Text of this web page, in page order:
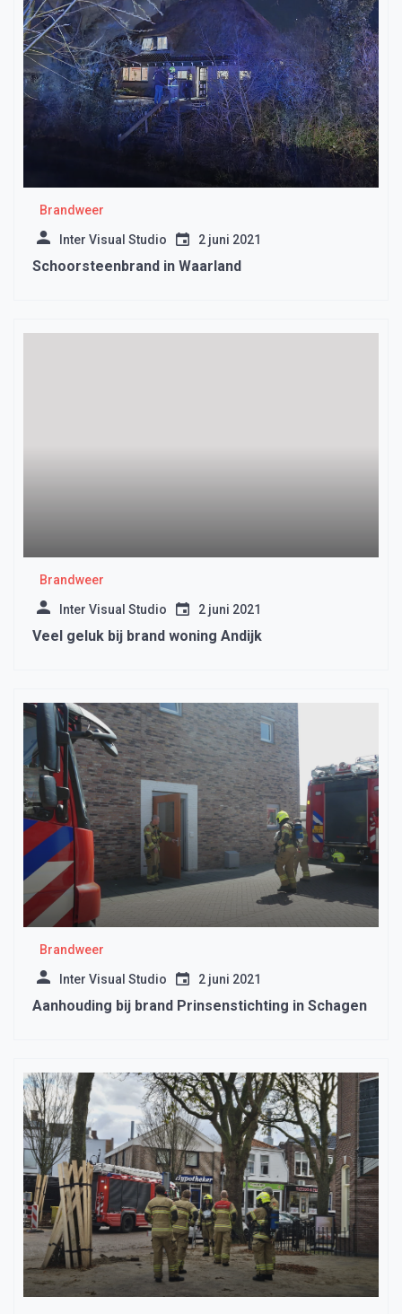
Brandweer
Inter Visual Studio 2 juni 2021
Schoorsteenbrand in Waarland
Brandweer
Inter Visual Studio 2 juni 2021
Veel geluk bij brand woning Andijk
Brandweer
Inter Visual Studio 2 juni 2021
Aanhouding bij brand Prinsenstichting in Schagen